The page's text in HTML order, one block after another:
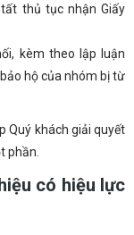
thủ tục nhận Giấy
kèm theo lập luận
hộ của nhóm bị từ
Quý khách giải quyết
phần.
có hiệu lực